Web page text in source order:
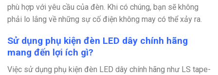
phù hợp với yêu cầu của đèn. Khi có chúng, bạn sẽ không
phải lo lắng về những sự cố điện không may có thể xảy ra.
Sử dụng phụ kiện đèn LED dây chính hãng
mang đến lợi ích gì?
Việc sử dụng phụ kiện đèn LED dây chính hãng như LS tape-